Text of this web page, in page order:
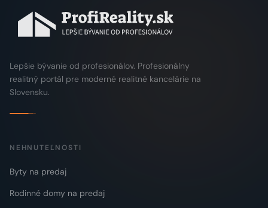
Lepšie bývanie od profesionálov. Profesionálny
realitný portál pre moderné realitné kancelárie na
Slovensku.
NEHNUTEĽNOSTI
Byty na predaj
Rodinné domy na predaj